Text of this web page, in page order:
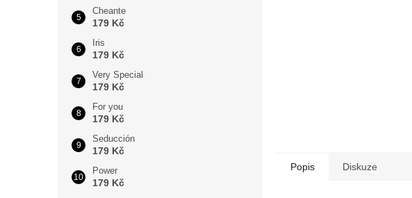
Cheante
179 Kč
Iris
179 Kč
Very Special
179 Kč
For you
179 Kč
Seducción
179 Kč
Power
179 Kč
Popis Diskuze